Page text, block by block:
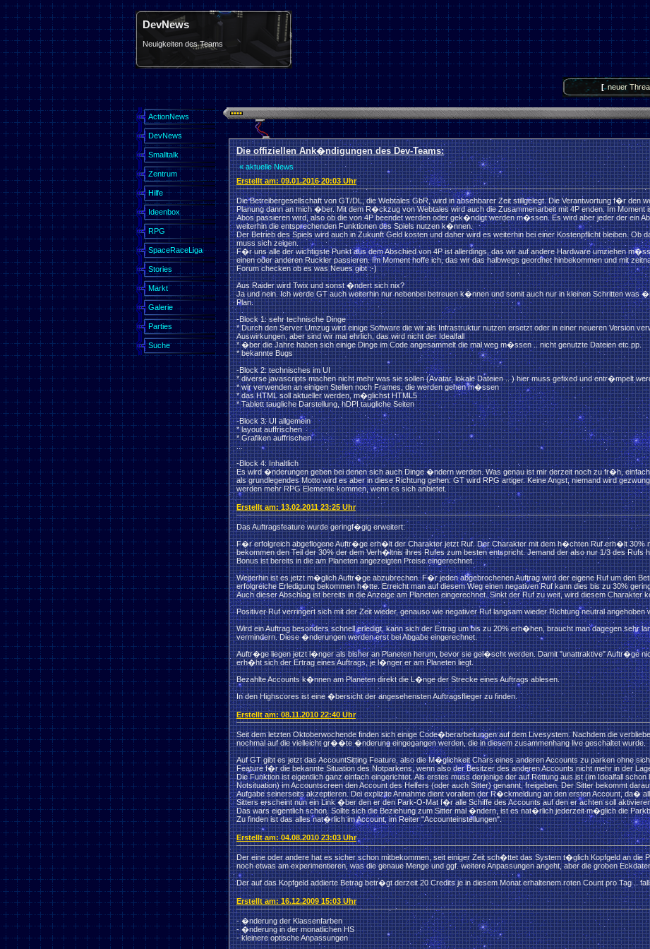
DevNews
Neuigkeiten des Teams
[ neuer
ActionNews
DevNews
Smalltalk
Zentrum
Hilfe
Ideenbox
RPG
SpaceRaceLiga
Stories
Markt
Galerie
Parties
Suche
Die offiziellen Ank�ndigungen des Dev-Teams:
« aktuelle News
Erstellt am: 09.01.2016 20:03 Uhr
Die Betreibergesellschaft von GT/DL, die Webtales GbR, wird in absehbarer Zeit stillgelegt. Die Verantwortung f�r den
Planung dann an mich �ber. Mit dem R�ckzug von Webtales wird auch die Zusammenarbeit mit 4P enden. Im Moment
Abos passieren wird, also ob die von 4P beendet werden oder gek�ndigt werden m�ssen. Es wird aber jeder der ein
weiterhin die entsprechenden Funktionen des Spiels nutzen k�nnen.
Der Betrieb des Spiels wird auch in Zukunft Geld kosten und daher wird es weiterhin bei einer Kostenpflicht bleiben. Ob
muss sich zeigen.
F�r uns alle der wichtigste Punkt aus dem Abschied von 4P ist allerdings, das wir auf andere Hardware umziehen
einen oder anderen Ruckler passieren. Im Moment hoffe ich, das wir das halbwegs geordnet hinbekommen und mit
Forum checken ob es was Neues gibt :-)
Aus Raider wird Twix und sonst �ndert sich nix?
Ja und nein. Ich werde GT auch weiterhin nur nebenbei betreuen k�nnen und somit auch nur in kleinen Schritten was
Plan.
-Block 1: sehr technische Dinge
* Durch den Server Umzug wird einige Software die wir als Infrastruktur nutzen ersetzt oder in einer neueren Version
Auswirkungen, aber sind wir mal ehrlich, das wird nicht der Idealfall
* �ber die Jahre haben sich einige Dinge im Code angesammelt die mal weg m�ssen .. nicht genutzte Dateien etc.pp.
* bekannte Bugs
-Block 2: technisches im UI
* diverse javascripts machen nicht mehr was sie sollen (Avatar, lokale Dateien .. ) hier muss gefixed und entr�mpelt
* wir verwenden an einigen Stellen noch Frames, die werden gehen m�ssen
* das HTML soll aktueller werden, m�glichst HTML5
* Tablett taugliche Darstellung, hDPI taugliche Seiten
-Block 3: UI allgemein
* layout auffrischen
* Grafiken auffrischen
...
-Block 4: Inhaltlich
Es wird �nderungen geben bei denen sich auch Dinge �ndern werden. Was genau ist mir derzeit noch zu fr�h,
als grundlegendes Motto wird es aber in diese Richtung gehen: GT wird RPG artiger. Keine Angst, niemand wird
werden mehr RPG Elemente kommen, wenn es sich anbietet.
Erstellt am: 13.02.2011 23:25 Uhr
Das Auftragsfeature wurde geringf�gig erweitert:
F�r erfolgreich abgeflogene Auftr�ge erh�lt der Charakter jetzt Ruf. Der Charakter mit dem h�chten Ruf erh�lt 30%
bekommen den Teil der 30% der dem Verh�ltnis ihres Rufes zum besten entspricht. Jemand der also nur 1/3 des Rufs
Bonus ist bereits in die am Planeten angezeigten Preise eingerechnet.
Weiterhin ist es jetzt m�glich Auftr�ge abzubrechen. F�r jeden abgebrochenen Auftrag wird der eigene Ruf um den
erfolgreiche Erledigung bekommen h�tte. Erreicht man auf diesem Weg einen negativen Ruf kann dies bis zu 30%
Auch dieser Abschlag ist bereits in die Anzeige am Planeten eingerechnet. Sinkt der Ruf zu weit, wird diesem Charakter
Positiver Ruf verringert sich mit der Zeit wieder, genauso wie negativer Ruf langsam wieder Richtung neutral angehoben
Wird ein Auftrag besonders schnell erledigt, kann sich der Ertrag um bis zu 20% erh�hen, braucht man dagegen sehr
vermindern. Diese �nderungen werden erst bei Abgabe eingerechnet.
Auftr�ge liegen jetzt l�nger als bisher an Planeten herum, bevor sie gel�scht werden. Damit "unattraktive" Auftr�ge
erh�ht sich der Ertrag eines Auftrags, je l�nger er am Planeten liegt.
Bezahlte Accounts k�nnen am Planeten direkt die L�nge der Strecke eines Auftrags ablesen.
In den Highscores ist eine �bersicht der angesehensten Auftragsflieger zu finden.
Erstellt am: 08.11.2010 22:40 Uhr
Seit dem letzten Oktoberwochende finden sich einige Code�berarbeitungen auf dem Livesystem. Nachdem die
nochmal auf die vielleicht gr��te �nderung eingegangen werden, die in diesem zusammenhang live geschaltet wurde.
Auf GT gibt es jetzt das AccountSitting Feature, also die M�glichkeit Chars eines anderen Accounts zu parken ohne
Feature f�r die bekannte Situation des Notparkens, wenn also der Besitzer des anderen Accounts nicht mehr in der
Die Funktion ist eigentlich ganz einfach eingerichtet. Als erstes muss derjenige der auf Rettung aus ist (im Idealfall
Notsituation) im Accountscreen den Account des Helfers (oder auch Sitter) genannt, freigeben. Der Sitter bekommt
Aufgabe seinerseits akzeptieren. Dei explizite Annahme dient vorallem der R�ckmeldung an den ersten Account, da�
Sitters erscheint nun ein Link �ber den er den Park-O-Mat f�r alle Schiffe des Accounts auf den er achten soll
Das wars eigentlich schon. Sollte sich die Beziehung zum Sitter mal �ndern, ist es nat�rlich jederzeit m�glich die
Zu finden ist das alles nat�rlich im Account, im Reiter "Accounteinstellungen".
Erstellt am: 04.08.2010 23:03 Uhr
Der eine oder andere hat es sicher schon mitbekommen, seit einiger Zeit sch�ttet das System t�glich Kopfgeld an die
noch etwas am experimentieren, was die genaue Menge und ggf. weitere Anpassungen angeht, aber die groben
Der auf das Kopfgeld addierte Betrag betr�gt derzeit 20 Credits je in diesem Monat erhaltenem roten Count pro Tag ..
Erstellt am: 16.12.2009 15:03 Uhr
- �nderung der Klassenfarben
- �nderung in der monatlichen HS
- kleinere optische Anpassungen